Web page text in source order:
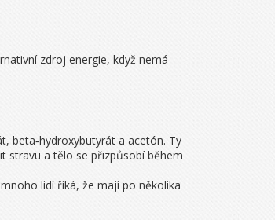
zdroj energie, když nemá
beta‑hydroxybutyrát a acetón. Ty
stravu a tělo se přizpůsobí během
lidí říká, že mají po několika